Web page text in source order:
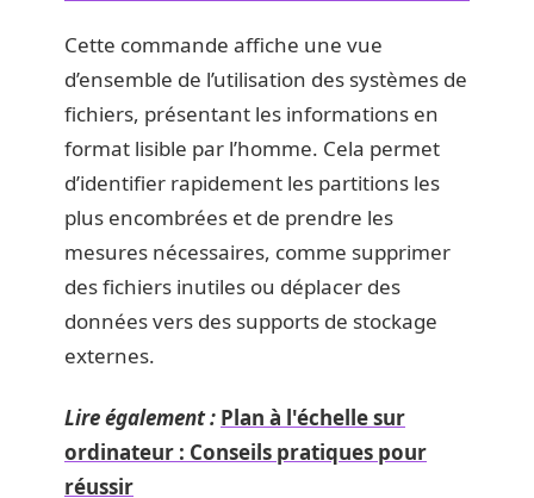
Cette commande affiche une vue
d’ensemble de l’utilisation des systèmes de
fichiers, présentant les informations en
format lisible par l’homme. Cela permet
d’identifier rapidement les partitions les
plus encombrées et de prendre les
mesures nécessaires, comme supprimer
des fichiers inutiles ou déplacer des
données vers des supports de stockage
externes.
Lire également : Plan à l'échelle sur
ordinateur : Conseils pratiques pour
réussir